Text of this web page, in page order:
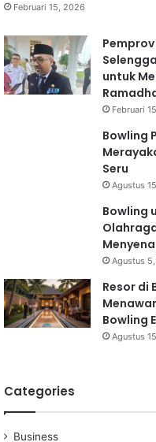
Februari 15, 2026
untuk
Februari
Bowling
Seru
Agustus
Bowling
Agustus
Resor di
Bowling
Agustus
Categories
Business